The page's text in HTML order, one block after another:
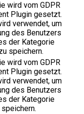
wird vom GDPR
Plugin gesetzt.
verwendet, um
des Benutzers
der Kategorie
speichern.
wird vom GDPR
Plugin gesetzt.
verwendet, um
des Benutzers
der Kategorie